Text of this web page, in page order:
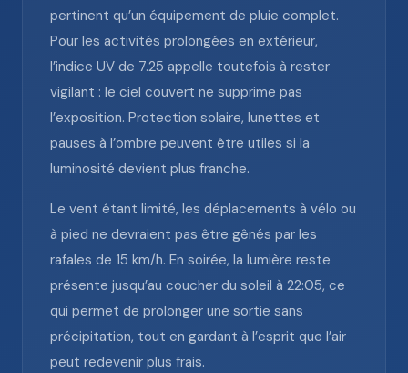
pertinent qu’un équipement de pluie complet.
Pour les activités prolongées en extérieur,
l’indice UV de 7.25 appelle toutefois à rester
vigilant : le ciel couvert ne supprime pas
l’exposition. Protection solaire, lunettes et
pauses à l’ombre peuvent être utiles si la
luminosité devient plus franche.
Le vent étant limité, les déplacements à vélo ou
à pied ne devraient pas être gênés par les
rafales de 15 km/h. En soirée, la lumière reste
présente jusqu’au coucher du soleil à 22:05, ce
qui permet de prolonger une sortie sans
précipitation, tout en gardant à l’esprit que l’air
peut redevenir plus frais.